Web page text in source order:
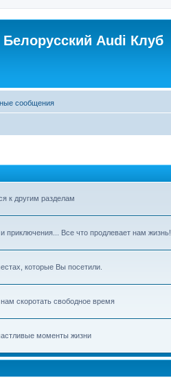
Белорусский Audi Клуб
сообщения
к другим разделам
приключения... Все что продлевает нам жизнь!
которые Вы посетили.
скоротать свободное время
моменты жизни